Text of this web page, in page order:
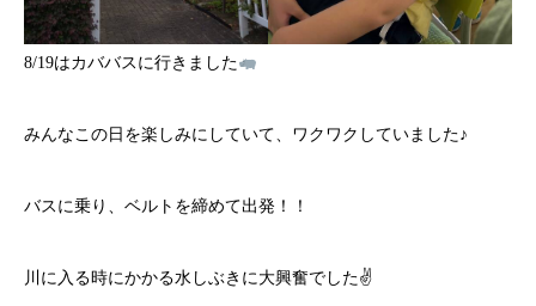
8/19はカババスに行きました
みんなこの日を楽しみにしていて、ワクワクしていました♪
バスに乗り、ベルトを締めて出発！！
川に入る時にかかる水しぶきに大興奮でした✌️